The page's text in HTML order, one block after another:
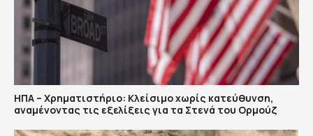
ΗΠΑ – Χρηματιστήριο: Κλείσιμο χωρίς κατεύθυνση,
αναμένοντας τις εξελίξεις για τα Στενά του Ορμούζ